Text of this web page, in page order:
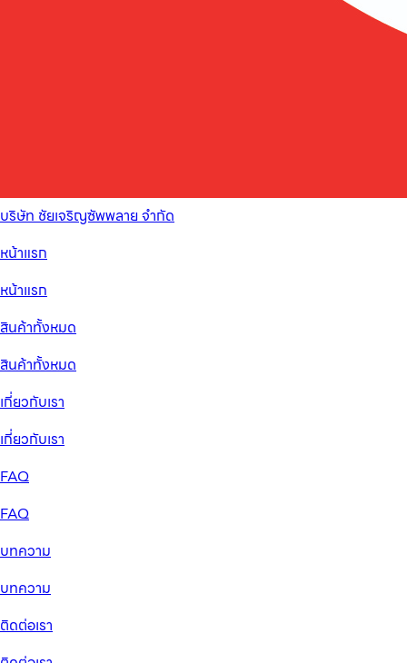
บริษัท ชัยเจริญซัพพลาย จำกัด
หน้าแรก
หน้าแรก
สินค้าทั้งหมด
สินค้าทั้งหมด
เกี่ยวกับเรา
เกี่ยวกับเรา
FAQ
FAQ
บทความ
บทความ
ติดต่อเรา